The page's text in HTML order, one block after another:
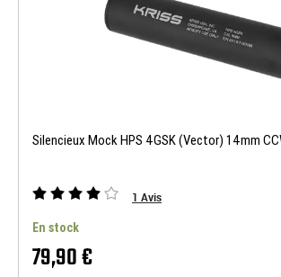
Silencieux Mock HPS 4GSK (Vector) 14mm
1 Avis
En stock
79,90 €